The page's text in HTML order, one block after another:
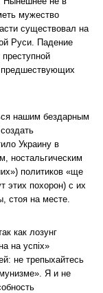
мужество
существовал на
Руси. Падение
предшествующих
нашим бездарным
Украину в
ностальгическим
политиков «ще
этих похорон) с их
стоя на месте.
как лозунг
на успіх»
не трепыхайтесь
Я и не